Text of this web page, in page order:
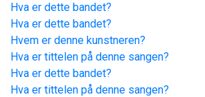
Hva er dette bandet?
Hva er dette bandet?
Hvem er denne kunstneren?
Hva er tittelen på denne sangen?
Hva er dette bandet?
Hva er tittelen på denne sangen?